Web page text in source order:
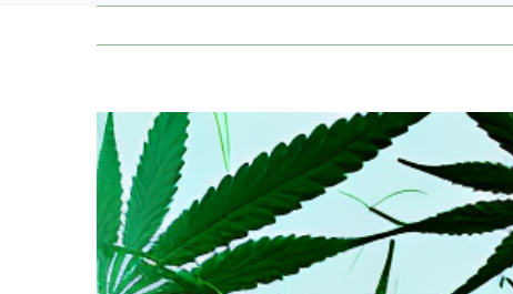
Zeige
grösseres
Bild